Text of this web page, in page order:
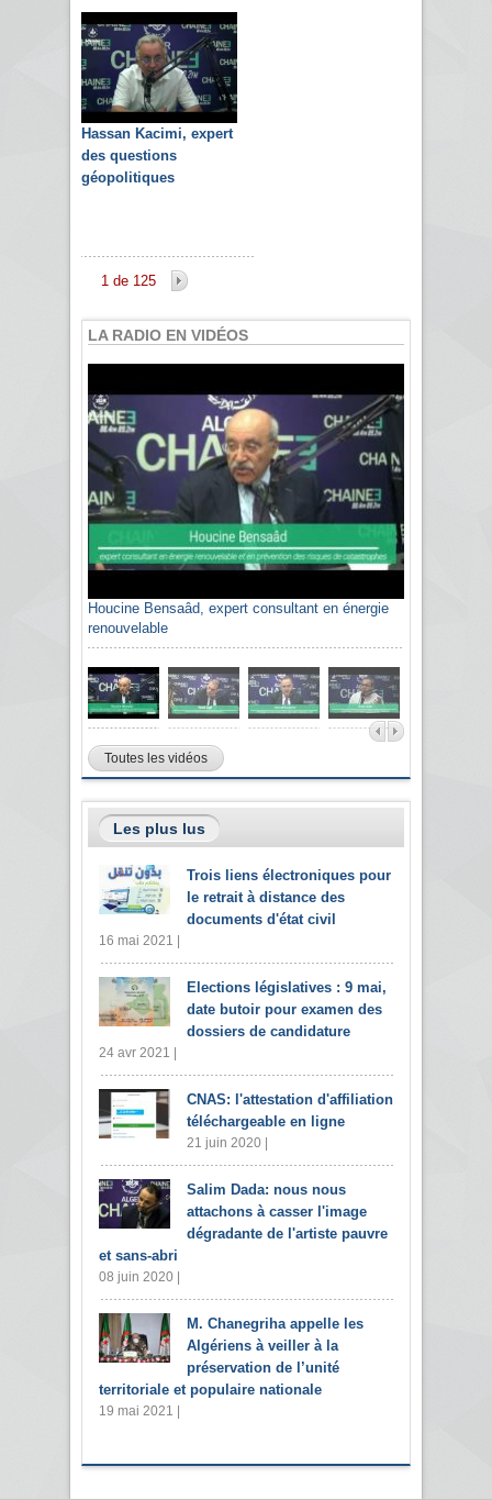
Hassan Kacimi, expert
des questions
géopolitiques
1 de 125
LA RADIO EN VIDÉOS
Houcine Bensaâd, expert consultant en énergie
renouvelable
Toutes les vidéos
Les plus lus
Trois liens électroniques pour
le retrait à distance des
documents d'état civil
16 mai 2021 |
Elections législatives : 9 mai,
date butoir pour examen des
dossiers de candidature
24 avr 2021 |
CNAS: l'attestation d'affiliation
téléchargeable en ligne
21 juin 2020 |
Salim Dada: nous nous
attachons à casser l'image
dégradante de l'artiste pauvre
et sans-abri
08 juin 2020 |
M. Chanegriha appelle les
Algériens à veiller à la
préservation de l’unité
territoriale et populaire nationale
19 mai 2021 |